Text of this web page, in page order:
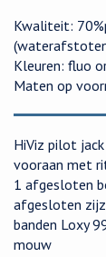
Kwaliteit:
Kleuren: fluo
Maten op
HiViz pilot
vooraan met
1 afgesloten
afgesloten
banden Loxy
mouw